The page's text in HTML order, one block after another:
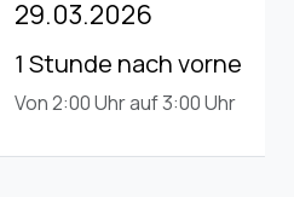
29.03.2026
1 Stunde nach vorne
Von 2:00 Uhr auf 3:00 Uhr